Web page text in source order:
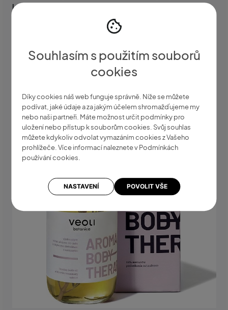
Souhlasím s použitím souborů
cookies
Díky cookies náš web funguje správně. Níže se můžete
podívat, jaké údaje a za jakým účelem shromažďujeme my
nebo naši partneři. Máte možnost určit podmínky pro
uložení nebo přístup k souborům cookies. Svůj souhlas
můžete kdykoliv odvolat vymazáním cookies z Vašeho
prohlížeče. Více informací naleznete v Podmínkách
používání cookies.
NASTAVENÍ POVOLIT VŠE
lehká a jemná
se skládá z komplexu 8 olejů, které
vyživují pokožku, podporují její hydrataci a
. Rozmarýn má antioxidační vlastnosti a posiluje
snítka rozmarýnu uvnitř skleněné láhve! Působí nejen na
pokožku, ale také lahodí oku.